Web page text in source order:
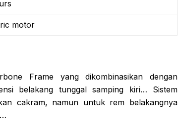
motor
Frame yang dikombinasikan dengan
belakang tunggal samping kiri… Sistem
cakram, namun untuk rem belakangnya